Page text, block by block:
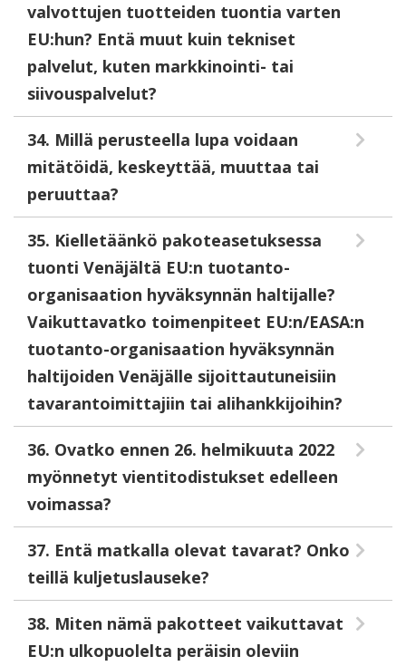
valvottujen tuotteiden tuontia varten
EU:hun? Entä muut kuin tekniset
palvelut, kuten markkinointi- tai
siivouspalvelut?
34. Millä perusteella lupa voidaan
mitätöidä, keskeyttää, muuttaa tai
peruuttaa?
35. Kielletäänkö pakoteasetuksessa
tuonti Venäjältä EU:n tuotanto-
organisaation hyväksynnän haltijalle?
Vaikuttavatko toimenpiteet EU:n/EASA:n
tuotanto-organisaation hyväksynnän
haltijoiden Venäjälle sijoittautuneisiin
tavarantoimittajiin tai alihankkijoihin?
36. Ovatko ennen 26. helmikuuta 2022
myönnetyt vientitodistukset edelleen
voimassa?
37. Entä matkalla olevat tavarat? Onko
teillä kuljetuslauseke?
38. Miten nämä pakotteet vaikuttavat
EU:n ulkopuolelta peräisin oleviin